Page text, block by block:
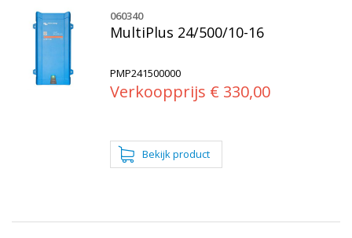
MultiPlus 24/500/10-16
PMP241500000
Verkoopprijs € 330,00
060340